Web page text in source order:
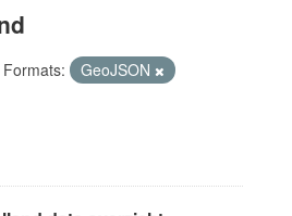
Formats:
GeoJSON